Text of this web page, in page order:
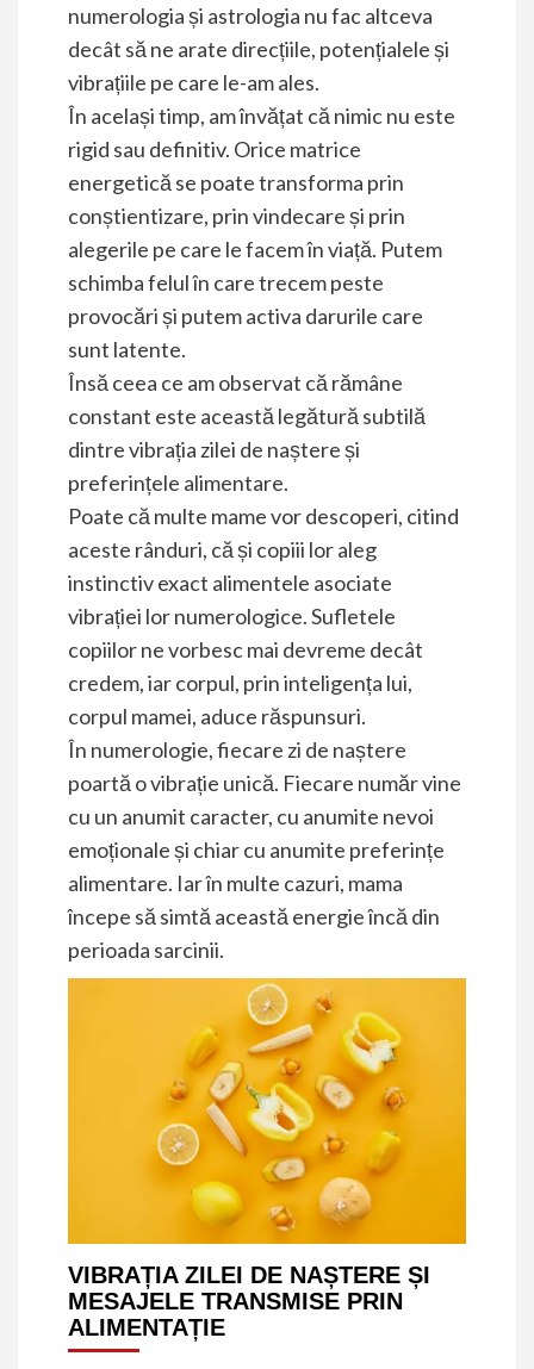
numerologia și astrologia nu fac altceva
decât să ne arate direcțiile, potențialele și
vibrațiile pe care le-am ales.
În același timp, am învățat că nimic nu este
rigid sau definitiv. Orice matrice
energetică se poate transforma prin
conștientizare, prin vindecare și prin
alegerile pe care le facem în viață. Putem
schimba felul în care trecem peste
provocări și putem activa darurile care
sunt latente.
Însă ceea ce am observat că rămâne
constant este această legătură subtilă
dintre vibrația zilei de naștere și
preferințele alimentare.
Poate că multe mame vor descoperi, citind
aceste rânduri, că și copiii lor aleg
instinctiv exact alimentele asociate
vibrației lor numerologice. Sufletele
copiilor ne vorbesc mai devreme decât
credem, iar corpul, prin inteligența lui,
corpul mamei, aduce răspunsuri.
În numerologie, fiecare zi de naștere
poartă o vibrație unică. Fiecare număr vine
cu un anumit caracter, cu anumite nevoi
emoționale și chiar cu anumite preferințe
alimentare. Iar în multe cazuri, mama
începe să simtă această energie încă din
perioada sarcinii.
VIBRAȚIA ZILEI DE NAȘTERE ȘI
MESAJELE TRANSMISE PRIN
ALIMENTAȚIE